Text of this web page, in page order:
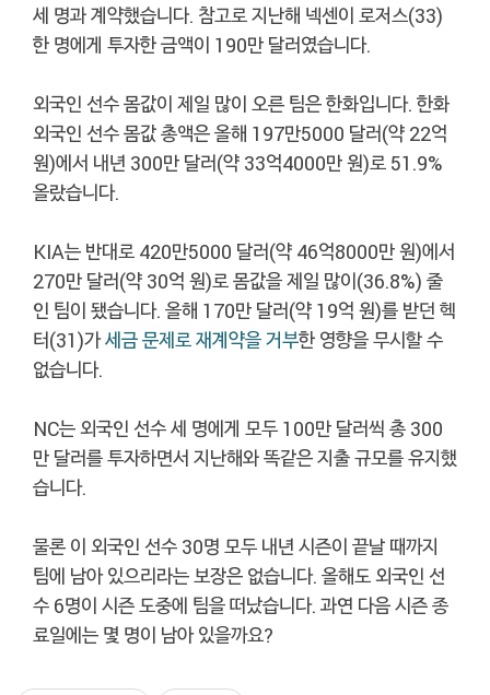
세 명과 계약했습니다. 참고로 지난해 넥센이 로저스(33)
한 명에게 투자한 금액이 190만 달러였습니다.
외국인 선수 몸값이 제일 많이 오른 팀은 한화입니다. 한화
외국인 선수 몸값 총액은 올해 197만5000 달러(약 22억
원)에서 내년 300만 달러(약 33억4000만 원)로 51.9%
올랐습니다.
KIA는 반대로 420만5000 달러(약 46억8000만 원)에서
270만 달러(약 30억 원)로 몸값을 제일 많이(36.8%) 줄
인 팀이 됐습니다. 올해 170만 달러(약 19억 원)를 받던 헥
터(31)가세금 문제로 재계약을 거부한 영향을 무시할 수
없습니다.
NC는 외국인 선수 세 명에게 모두 100만 달러씩 총 300
만 달러를 투자하면서 지난해와 똑같은 지출 규모를 유지했
습니다.
물론 이 외국인 선수 30명 모두 내년 시즌이 끝날 때까지
팀에 남아 있으리라는 보장은 없습니다. 올해도 외국인 선
수 6명이 시즌 도중에 팀을 떠났습니다. 과연 다음 시즌 종
료일에는 몇 명이 남아 있을까요?